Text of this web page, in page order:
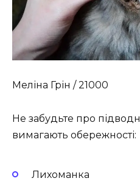
Меліна Грін / 21000
Не забудьте про
вимагають обережності:
Лихоманка